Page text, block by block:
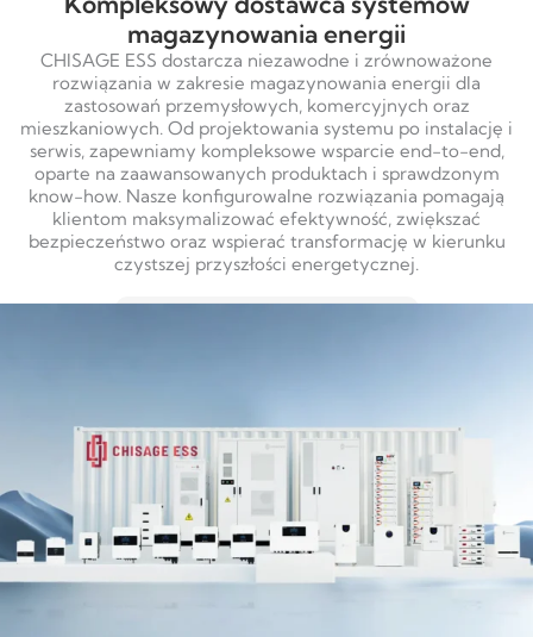
magazynowania energii
CHISAGE ESS dostarcza niezawodne i zrównoważone
rozwiązania w zakresie magazynowania energii dla
zastosowań przemysłowych, komercyjnych oraz
mieszkaniowych. Od projektowania systemu po instalację i
serwis, zapewniamy kompleksowe wsparcie end-to-end,
oparte na zaawansowanych produktach i sprawdzonym
know-how. Nasze konfigurowalne rozwiązania pomagają
klientom maksymalizować efektywność, zwiększać
bezpieczeństwo oraz wspierać transformację w kierunku
czystszej przyszłości energetycznej.